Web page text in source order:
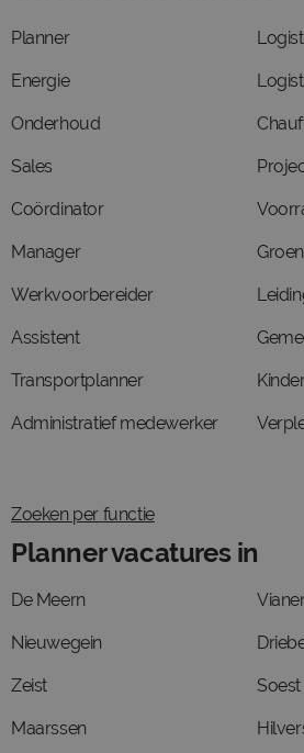
Planner
Energie
Onderhoud
Sales
Coördinator
Manager
Werkvoorbereider
Assistent
Transportplanner
Administratief medewerker
Zoeken per functie
Planner vacatures in
De Meern
Nieuwegein
Zeist
Maarssen
Soest